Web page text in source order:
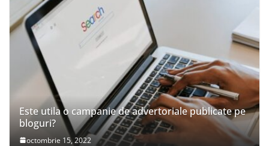
Este utila o campanie de advertoriale publicate pe
bloguri?
octombrie 15, 2022